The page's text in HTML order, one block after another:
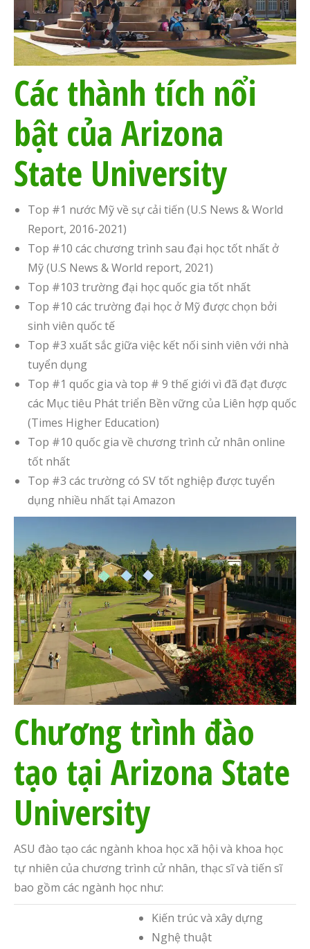
Các thành tích nổi
bật của Arizona
State University
Top #1 nước Mỹ về sự cải tiến (U.S News & World
Report, 2016-2021)
Top #10 các chương trình sau đại học tốt nhất ở
Mỹ (U.S News & World report, 2021)
Top #103 trường đại học quốc gia tốt nhất
Top #10 các trường đại học ở Mỹ được chọn bởi
sinh viên quốc tế
Top #3 xuất sắc giữa việc kết nối sinh viên với nhà
tuyển dụng
Top #1 quốc gia và top # 9 thế giới vì đã đạt được
các Mục tiêu Phát triển Bền vững của Liên hợp quốc
(Times Higher Education)
Top #10 quốc gia về chương trình cử nhân online
tốt nhất
Top #3 các trường có SV tốt nghiệp được tuyển
dụng nhiều nhất tại Amazon
Chương trình đào
tạo tại Arizona State
University
ASU đào tạo các ngành khoa học xã hội và khoa học
tự nhiên của chương trình cử nhân, thạc sĩ và tiến sĩ
bao gồm các ngành học như:
Kiến trúc và xây dựng
Nghệ thuật